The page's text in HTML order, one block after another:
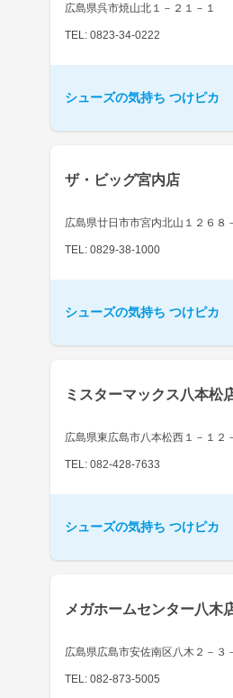
広島県呉市焼山北１－２１－１
TEL: 0823-34-0222
シューズの気持ち つけピカ
ザ・ビッグ宮内店
広島県廿日市市宮内北山１２６８
TEL: 0829-38-1000
シューズの気持ち つけピカ
ミスターマックス八本松
広島県東広島市八本松西１－１２
TEL: 082-428-7633
シューズの気持ち つけピカ
メガホームセンター八木
広島県広島市安佐南区八木２－３
TEL: 082-873-5005